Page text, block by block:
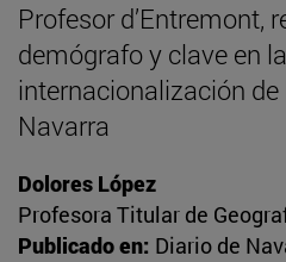
Profesor d’Entremont,
demógrafo y clave en la
internacionalización
Navarra
Dolores López
Profesora Titular de
Publicado en: Diario de